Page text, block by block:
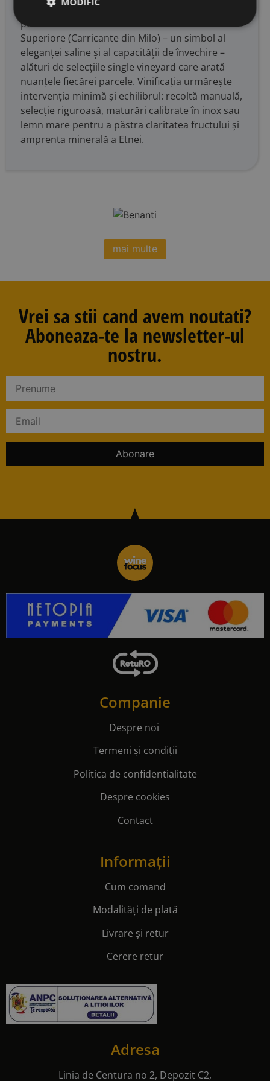
fine și accent pe lizibilitatea originii. Reperele
portofoliului includ Pietra Marina Etna Bianco
Superiore (Carricante din Milo) – un simbol al
eleganței saline și al capacității de învechire –
alături de selecțiile single vineyard care arată
nuanțele fiecărei parcele. Vinificația urmărește
intervenția minimă și echilibrul: recoltă manuală,
selecție riguroasă, maturări calibrate în inox sau
lemn mare pentru a păstra claritatea fructului și
amprenta minerală a Etnei.
mai multe
Vrei sa stii cand avem noutati?
Aboneaza-te la newsletter-ul
nostru.
Companie
Despre noi
Termeni și condiții
Politica de confidentialitate
Despre cookies
Contact
Informații
Cum comand
Modalități de plată
Livrare și retur
Cerere retur
Adresa
Linia de Centura no 2, Depozit C2,